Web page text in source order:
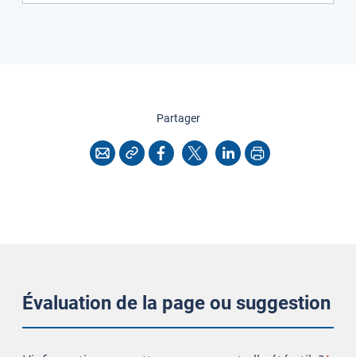
Partagercette page
CourrielCopier l'adresse
Facebook
X LinkedInImprimer
Évaluation de la page ou suggestion